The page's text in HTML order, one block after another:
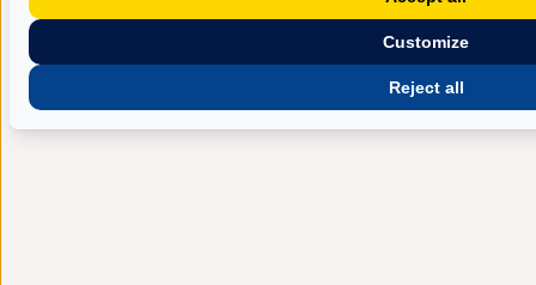
Reject all
Customize